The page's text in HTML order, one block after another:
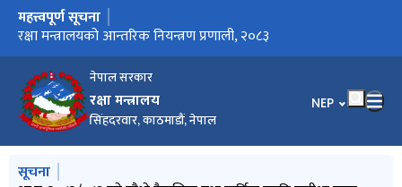
नेपाल सरकार
रक्षा मन्त्रालय
सिंहदरवार, काठमाडौं, नेपाल
भाषा चयन गर्नुहोस्
NEP
मुख्य नेभिगेसनमा जानुहोस्
महत्त्वपूर्ण सूचना
Invitation for Electronic Bids (MoD/2083-084-Bid-01)
रक्षा मन्त्रालयको आन्तरिक नियन्त्रण प्रणाली, २०८३
रक्षा मन्त्रालयको कार्यसम्पादन कार्यविधि, २०८२
मुख्य नेभिगेसनमा जानुहोस्
सूचना